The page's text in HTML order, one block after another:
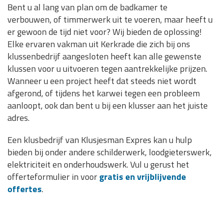
Bent u al lang van plan om de badkamer te
verbouwen, of timmerwerk uit te voeren, maar heeft u
er gewoon de tijd niet voor? Wij bieden de oplossing!
Elke ervaren vakman uit Kerkrade die zich bij ons
klussenbedrijf aangesloten heeft kan alle gewenste
klussen voor u uitvoeren tegen aantrekkelijke prijzen.
Wanneer u een project heeft dat steeds niet wordt
afgerond, of tijdens het karwei tegen een probleem
aanloopt, ook dan bent u bij een klusser aan het juiste
adres.
Een klusbedrijf van Klusjesman Expres kan u hulp
bieden bij onder andere schilderwerk, loodgieterswerk,
elektriciteit en onderhoudswerk. Vul u gerust het
offerteformulier in voorgratis en vrijblijvende
offertes.